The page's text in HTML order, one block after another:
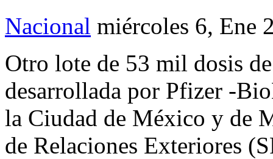
Nacional miércoles 6, Ene
Otro lote de 53 mil dosis
desarrollada por Pfizer -
la Ciudad de México y de
de Relaciones Exteriores